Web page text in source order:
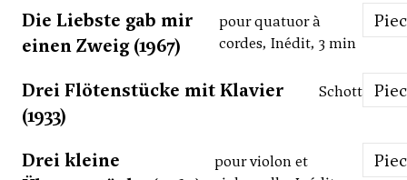
Die Liebste gab mir
einen Zweig (1967)
pour quatuor à
cordes, Inédit, 3 min
Drei Flötenstücke mit Klavier
(1933)
Schott
Drei kleine
pour violon et